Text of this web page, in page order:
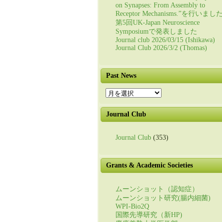
on Synapses: From Assembly to
Receptor Mechanisms.”を行いまし
第5回UK-Japan Neuroscience
Symposiumで発表しました
Journal club 2026/03/15 (Ishikawa)
Journal Club 2026/3/2 (Thomas)
Past News
Past
News
Journal Club
Journal Club (353)
Grants & Academic Societies
ムーンショット（認知症）
ムーンショット研究(腸内細菌)
WPI-Bio2Q
国際先導研究（新HP)